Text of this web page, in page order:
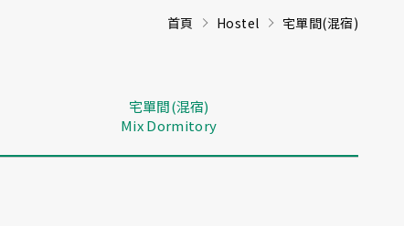
首頁 Hostel 宅單間(混宿)
宅單間(混宿)
Mix Dormitory